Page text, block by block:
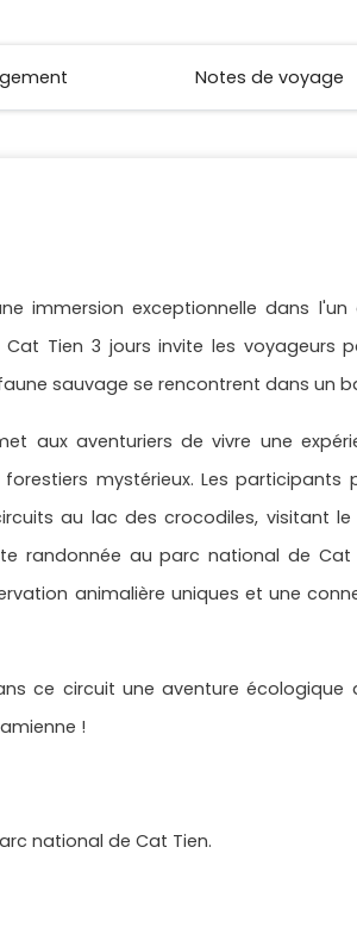
Notes de voyage
immersion exceptionnelle dans
Tien 3 jours invite les voyageurs
sauvage se rencontrent dans un
aux aventuriers de vivre une
mystérieux. Les
au lac des crocodiles, visitant
randonnée au parc national de
animalière uniques et une
ce circuit une aventure écologique
!
national de Cat Tien.